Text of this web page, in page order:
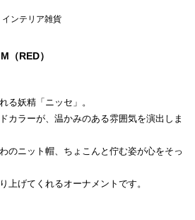
インテリア雑貨
（RED）
る妖精「ニッセ」。
カラーが、温かみのある雰囲気を演出しま
のニット帽、ちょこんと佇む姿が心をそっ
上げてくれるオーナメントです。